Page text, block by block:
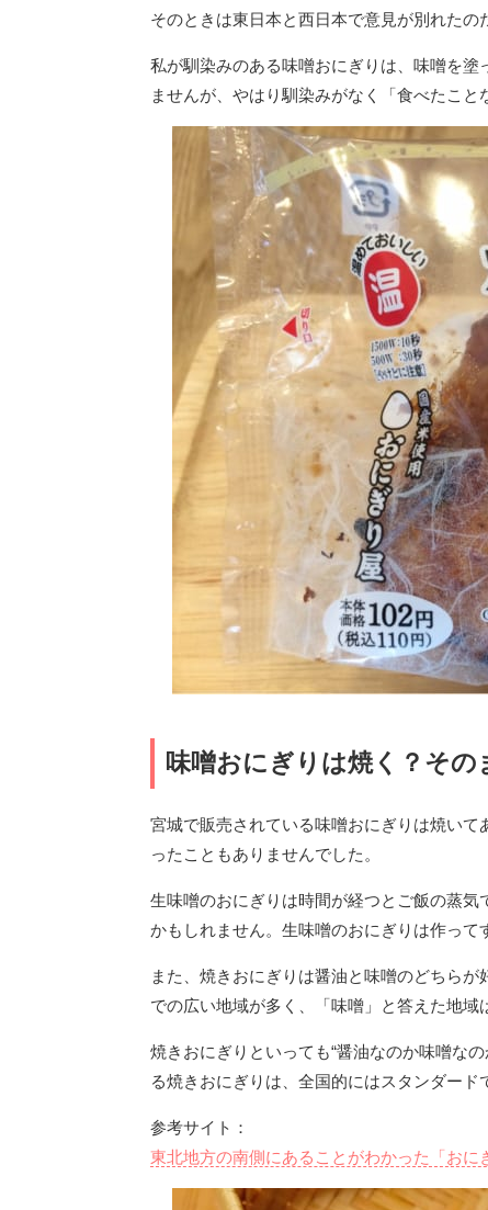
そのときは東日本と西日本で意見が別れたの
私が馴染みのある味噌おにぎりは、味噌を
ませんが、やはり馴染みがなく「食べたこと
味噌おにぎりは焼く？その
宮城で販売されている味噌おにぎりは焼い
ったこともありませんでした。
生味噌のおにぎりは時間が経つとご飯の蒸
かもしれません。生味噌のおにぎりは作って
また、焼きおにぎりは醤油と味噌のどちら
での広い地域が多く、「味噌」と答えた地域
焼きおにぎりといっても“醤油なのか味噌な
る焼きおにぎりは、全国的にはスタンダード
参考サイト：
東北地方の南側にあることがわかった「おに